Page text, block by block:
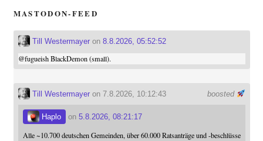
MASTODON-FEED
Till Westermayeron 8.8.2026, 05:52:52
@fugueishBlackDemon (small).
boosted
Till Westermayeron 7.8.2026, 10:12:43
Haplo on 5.8.2026, 08:21:17
Alle ~10.700 deutschen Gemeinden, über 60.000 Ratsanträge und -beschlüsse